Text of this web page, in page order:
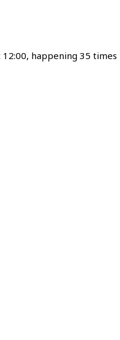
happening 35 times